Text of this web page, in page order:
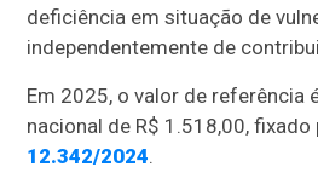
deficiência em situação de
independentemente de
Em 2025, o valor de referência
nacional de R$ 1.518,00, fixado
12.342/2024.